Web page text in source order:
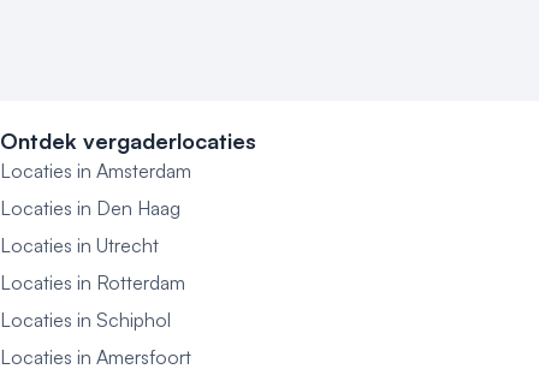
Ontdek vergaderlocaties
Locaties in Amsterdam
Locaties in Den Haag
Locaties in Utrecht
Locaties in Rotterdam
Locaties in Schiphol
Locaties in Amersfoort